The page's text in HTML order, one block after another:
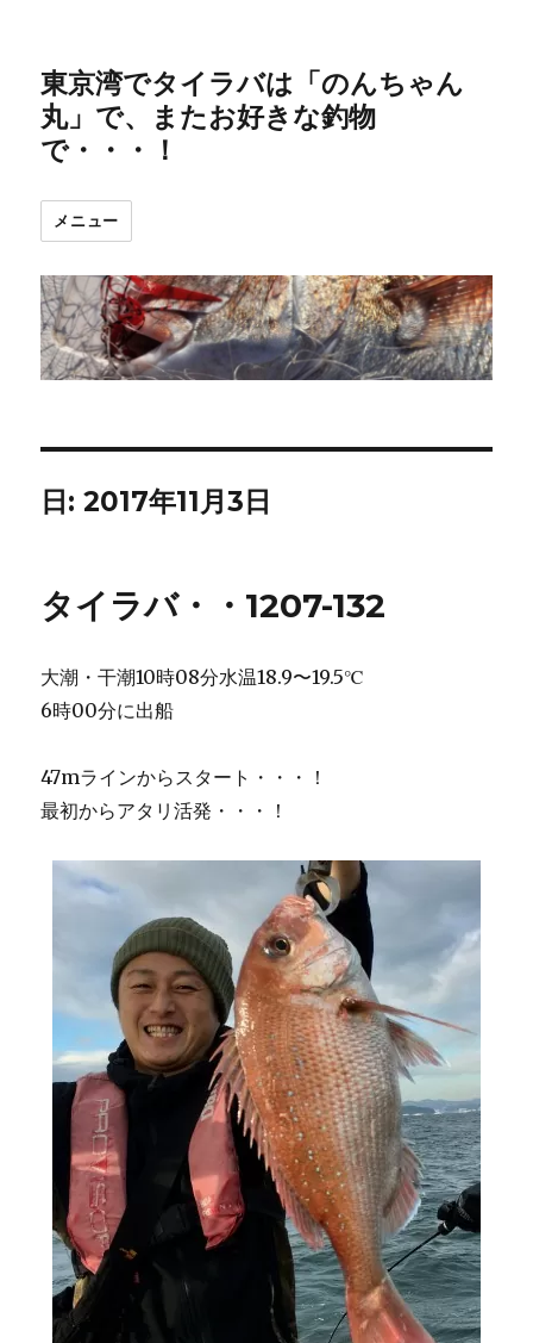
東京湾でタイラバは「のんちゃん
丸」で、またお好きな釣物
で・・・！
メニュー
日:2017年11月3日
タイラバ・・1207-132
大潮・干潮10時08分水温18.9〜19.5℃
6時00分に出船
47mラインからスタート・・・！
最初からアタリ活発・・・！